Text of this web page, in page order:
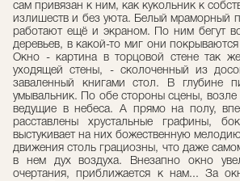
сам привязан к ним, как кукольник к
излишеств и без уюта. Белый мраморный
работают ещё и экраном. По ним бегут
деревьев, в какой-то миг они
Окно - картина в торцовой стене так
уходящей стены, - сколоченный из
заваленный книгами стол. В глубине
умывальник. По обе стороны сцены, возле
ведущие в небеса. А прямо на полу,
расставле­ны хрустальные графины,
выстукивает на них божественную
движения столь грациозны, что даже
в нем дух воздуха. Внезапно окно
очертания, приближается к нам... За